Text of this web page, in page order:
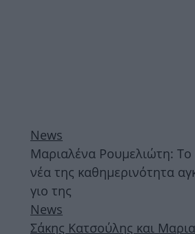
News
Μαριαλένα Ρουμελιώτη: Το
νέα της καθημερινότητα
γιο της
News
Σάκης Κατσούλης και